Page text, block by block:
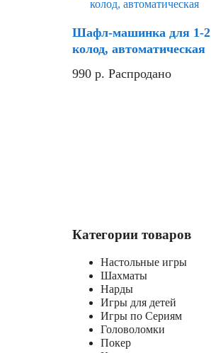
Шафл-машинка для 1-2
колод, автоматическая
990 р. Распродано
Категории товаров
Настольные игры
Шахматы
Нарды
Игры для детей
Игры по Сериям
Головоломки
Покер